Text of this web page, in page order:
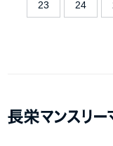
23 24